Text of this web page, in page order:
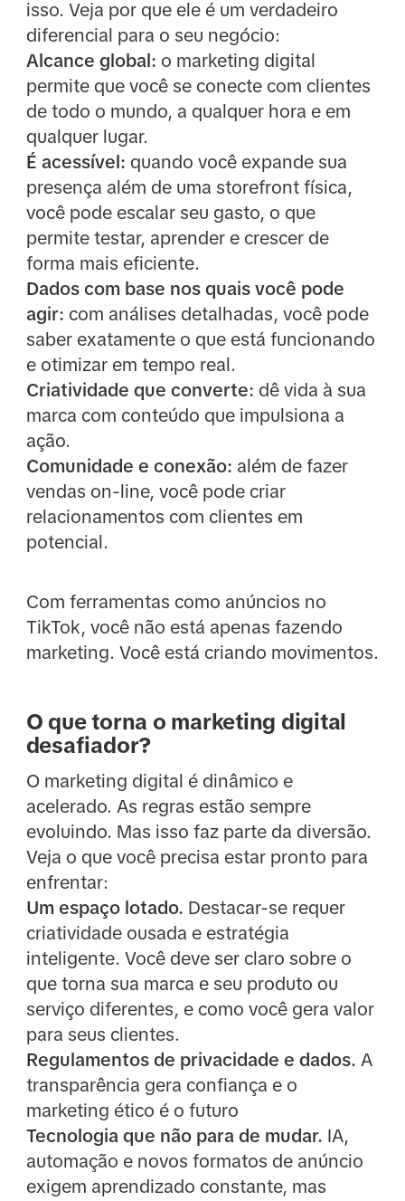
isso. Veja por que ele é um verdadeiro
diferencial para o seu negócio:
Alcance global: o marketing digital
permite que você se conecte com clientes
de todo o mundo, a qualquer hora e em
qualquer lugar.
É acessível: quando você expande sua
presença além de uma storefront física,
você pode escalar seu gasto, o que
permite testar, aprender e crescer de
forma mais eficiente.
Dados com base nos quais você pode
agir: com análises detalhadas, você pode
saber exatamente o que está funcionando
e otimizar em tempo real.
Criatividade que converte: dê vida à sua
marca com conteúdo que impulsiona a
ação.
Comunidade e conexão: além de fazer
vendas on-line, você pode criar
relacionamentos com clientes em
potencial.
Com ferramentas como anúncios no
TikTok, você não está apenas fazendo
marketing. Você está criando movimentos.
O que torna o marketing digital
desafiador?
O marketing digital é dinâmico e
acelerado. As regras estão sempre
evoluindo. Mas isso faz parte da diversão.
Veja o que você precisa estar pronto para
enfrentar:
Um espaço lotado. Destacar-se requer
criatividade ousada e estratégia
inteligente. Você deve ser claro sobre o
que torna sua marca e seu produto ou
serviço diferentes, e como você gera valor
para seus clientes.
Regulamentos de privacidade e dados. A
transparência gera confiança e o
marketing ético é o futuro
Tecnologia que não para de mudar. IA,
automação e novos formatos de anúncio
exigem aprendizado constante, mas